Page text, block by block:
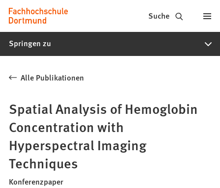
Inhalt anspringen
Fachhochschule
Dortmund
-
Studiengänge,
Bewerbung
Suche
Springen zu
Alle Publikationen
Spatial Analysis of Hemoglobin
Concentration with
Hyperspectral Imaging
Techniques
Konferenzpaper